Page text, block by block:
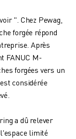
". Chez Pewag,
forgée répond
Après
FANUC M-
forgées vers un
considérée
a dû relever
limité